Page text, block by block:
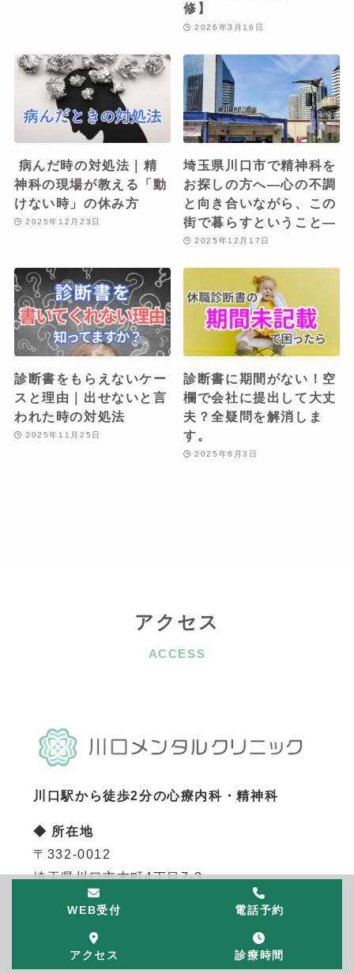
修】
2026年3月16日
病んだ時の対処法｜精
神科の現場が教える「動
けない時」の休み方
2025年12月23日
埼玉県川口市で精神科を
お探しの方へ―心の不調
と向き合いながら、この
街で暮らすということ―
2025年12月17日
診断書をもらえないケー
スと理由｜出せないと言
われた時の対処法
2025年11月25日
診断書に期間がない！空
欄で会社に提出して大丈
夫？全疑問を解消しま
す。
2025年6月3日
アクセス
ACCESS
川口駅から徒歩2分の心療内科・精神科
◆ 所在地
〒332-0012
埼玉県川口市本町4丁目7-3
ミヤビル１F
電話予約はこちらから
TEL:090-2481-6889
WEB受付 電話予約
アクセス 診療時間